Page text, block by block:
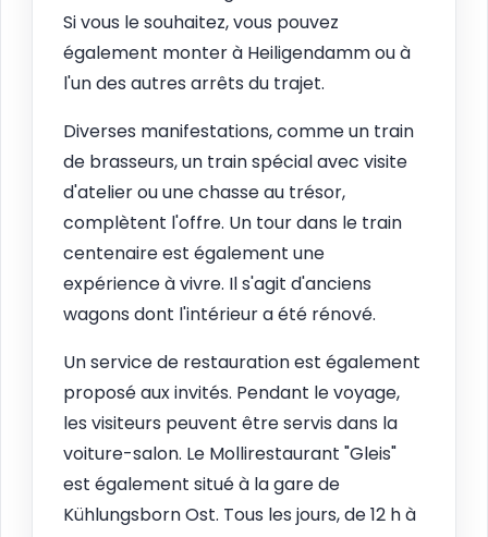
Si vous le souhaitez, vous pouvez
également monter à Heiligendamm ou à
l'un des autres arrêts du trajet.
Diverses manifestations, comme un train
de brasseurs, un train spécial avec visite
d'atelier ou une chasse au trésor,
complètent l'offre. Un tour dans le train
centenaire est également une
expérience à vivre. Il s'agit d'anciens
wagons dont l'intérieur a été rénové.
Un service de restauration est également
proposé aux invités. Pendant le voyage,
les visiteurs peuvent être servis dans la
voiture-salon. Le Mollirestaurant "Gleis"
est également situé à la gare de
Kühlungsborn Ost. Tous les jours, de 12 h à